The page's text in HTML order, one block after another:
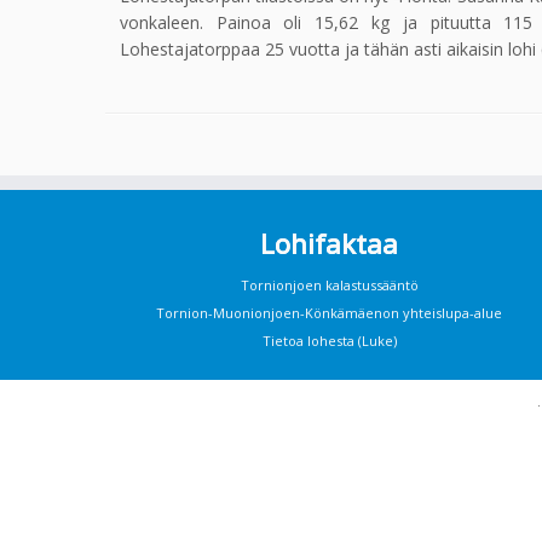
vonkaleen. Painoa oli 15,62 kg ja pituutta
Lohestajatorppaa 25 vuotta ja tähän asti aikaisin
Lohifaktaa
Tornionjoen kalastussääntö
Tornion-Muonionjoen-Könkämäenon yhteislupa-alue
Tietoa lohesta (Luke)